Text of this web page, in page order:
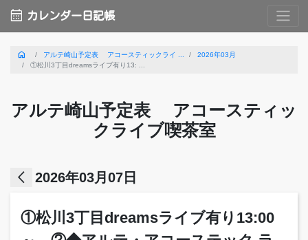
calendar_month カレンダー日記帳
home アルテ崎山予定表 アコースティックライ ...
2026年03月
①松川3丁目dreamsライブ有り13: ...
アルテ崎山予定表 アコースティッ
クライブ喫茶室
arrow_back_ios 2026年03月07日
①松川3丁目dreamsライブ有り13:00